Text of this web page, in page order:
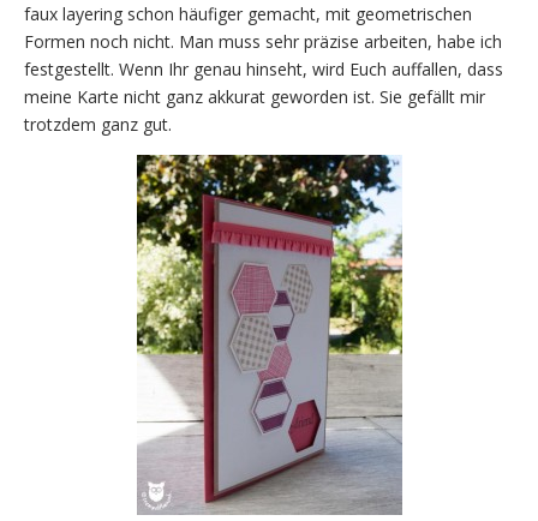
faux layering schon häufiger gemacht, mit geometrischen
Formen noch nicht. Man muss sehr präzise arbeiten, habe ich
festgestellt. Wenn Ihr genau hinseht, wird Euch auffallen, dass
meine Karte nicht ganz akkurat geworden ist. Sie gefällt mir
trotzdem ganz gut.